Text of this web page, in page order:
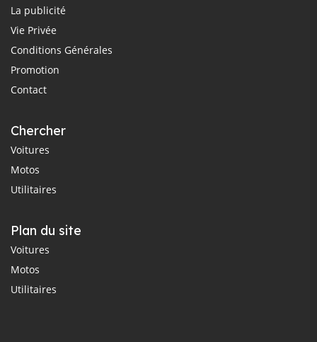
La publicité
Vie Privée
Conditions Générales
Promotion
Contact
Chercher
Voitures
Motos
Utilitaires
Plan du site
Voitures
Motos
Utilitaires